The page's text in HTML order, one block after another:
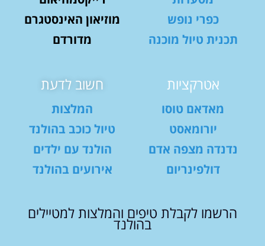
כפרי נופש
תכנית טיול מוכנה
מוזיאון האינסטגרם
מדורדם
אטרקציות
מאדאם טוסו
יורומאסט
נדנדה מצפה אדם
דולפינריום
חשוב לדעת
המלצות
טיול כוכב בהולנד
הולנד עם ילדים
אירועים בהולנד
הרשמו לקבלת טיפים והמלצות למטיילים
בהולנד